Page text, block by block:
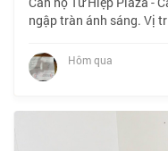
ngập tràn ánh sáng. Vị
cất két, giao dịch
Hôm qua